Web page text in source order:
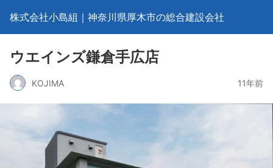
株式会社小島組｜神奈川県厚木市の総合建設会社
ウエインズ鎌倉手広店
KOJIMA 11年前